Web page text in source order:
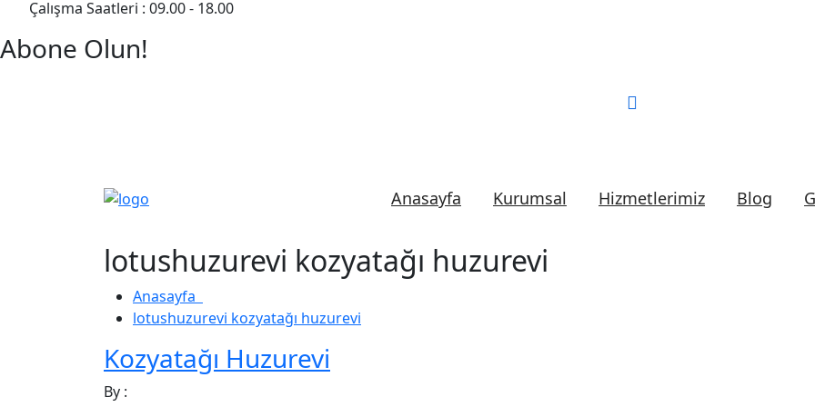
Çalışma Saatleri : 09.00 - 18.00
Abone Olun!
Anasayfa Kurumsal Hizmetlerimiz Blog
lotushuzurevi kozyatağı huzurevi
Anasayfa
lotushuzurevi kozyatağı huzurevi
Kozyatağı Huzurevi
By :